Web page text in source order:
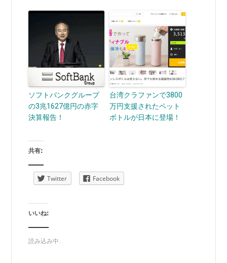
ソフトバンクグループ
の3兆1627億円の赤字
決算報告！
台湾クラファンで3800
万円支援されたペット
ボトルが日本に登場！
共有:
Twitter Facebook
いいね:
読み込み中...